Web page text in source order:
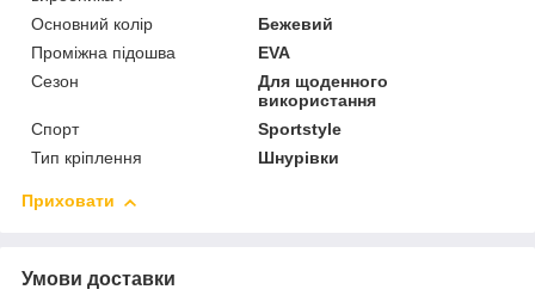
Основний колір
Бежевий
Проміжна підошва
EVA
Сезон
Для щоденного
використання
Спорт
Sportstyle
Тип кріплення
Шнурівки
Приховати
Умови доставки